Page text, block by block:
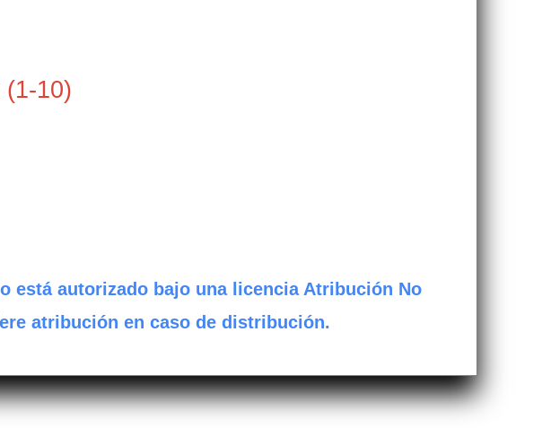
10)
está autorizado bajo una licencia Atribución No
atribución en caso de distribución.